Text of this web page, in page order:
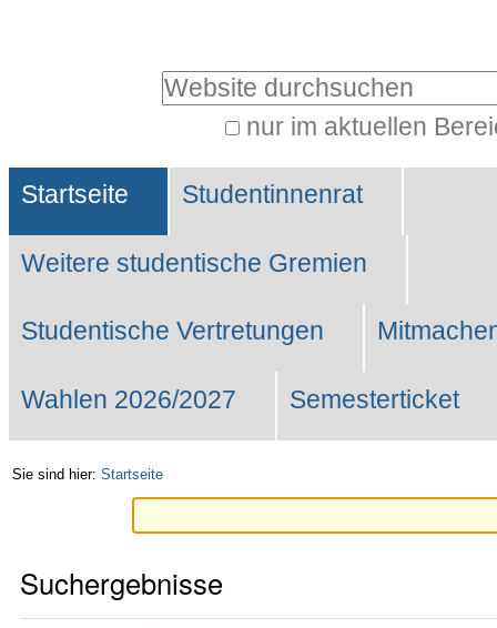
Website durchsuchen
nur im aktuellen
Suche…
Sektionen
Startseite Studentinnenrat
Weitere studentische Gremien
Studentische Vertretungen
Wahlen 2026/2027 Semesterticket
Sie sind hier: Startseite
Suchergebnisse